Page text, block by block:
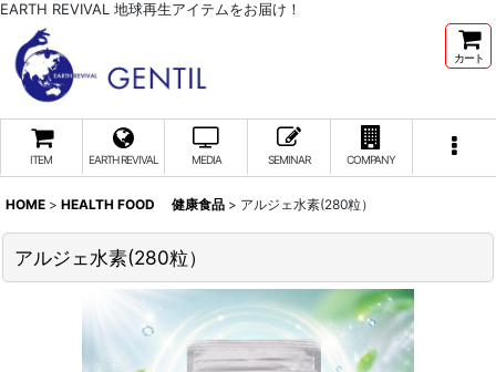
EARTH REVIVAL 地球再生アイテムをお届け！
カート
ITEM EARTH REVIVAL MEDIA SEMINAR COMPANY
HOME > HEALTH FOOD 健康食品 > アルジェ水素(280粒）
アルジェ水素(280粒）